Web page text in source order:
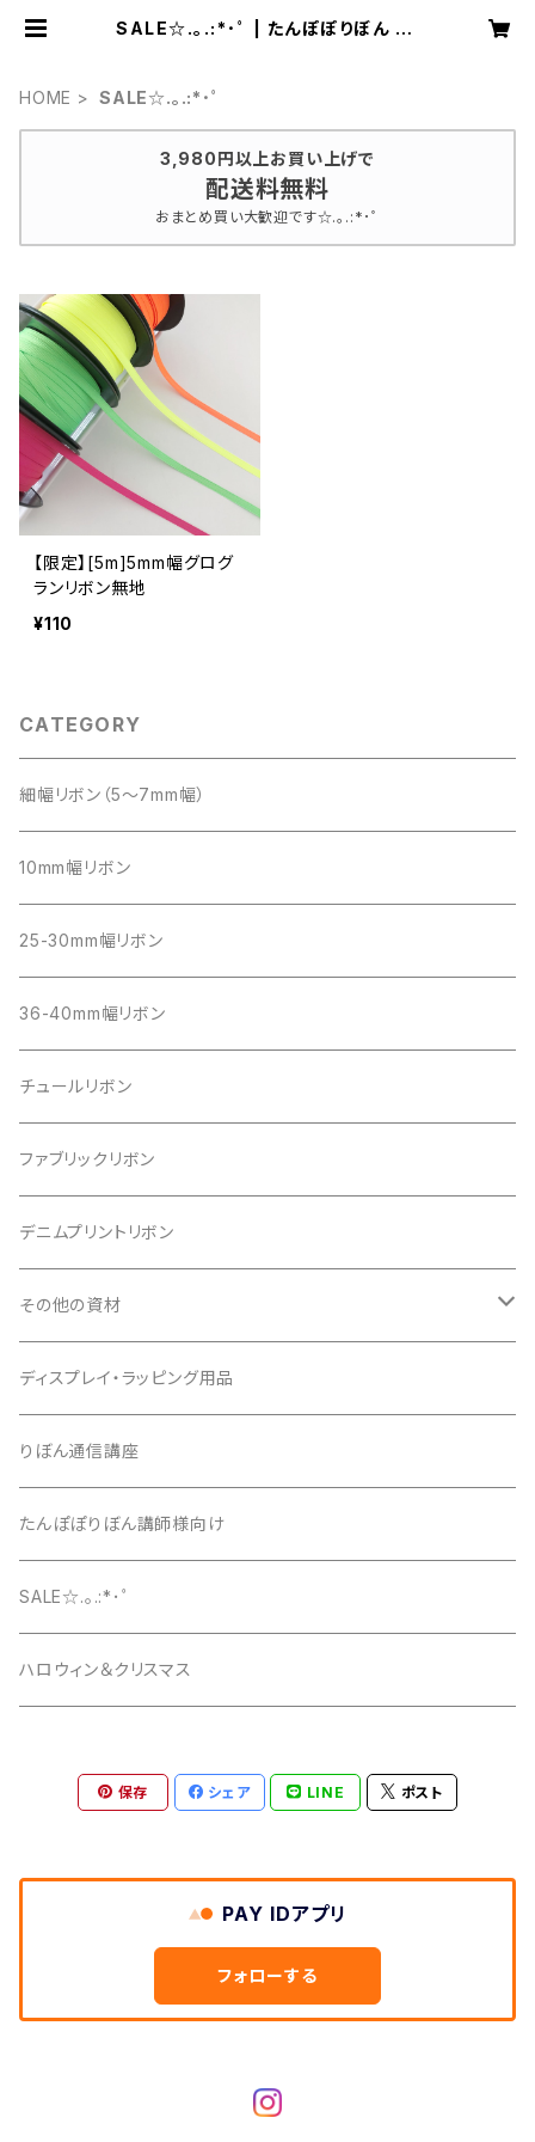
SALE☆.｡.:*･ﾟ | たんぽぽりぼん by
HOME SALE☆.｡.:*･ﾟ
3,980円以上お買い上げで
配送料無料
おまとめ買い大歓迎です☆.｡.:*･ﾟ
【限定】[5m]5mm幅グログ
ランリボン無地
¥110
CATEGORY
細幅リボン（5～7mm幅）
10mm幅リボン
25-30mm幅リボン
36-40mm幅リボン
チュールリボン
ファブリックリボン
デニムプリントリボン
その他の資材
クッションパーツ
クリップ
ディスプレイ・ラッピング用品
りぼん通信講座
たんぽぽりぼん講師様向け
SALE☆.｡.:*･ﾟ
ハロウィン＆クリスマス
保存 シェア LINE ポスト
PAY IDアプリ
フォローする